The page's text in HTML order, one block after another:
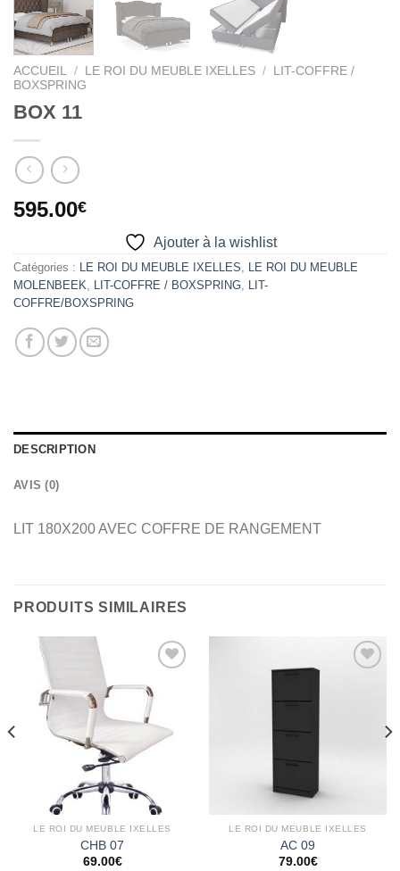
ACCUEIL / LE ROI DU MEUBLE IXELLES /
LIT-COFFRE /
BOXSPRING
BOX 11
595.00€
Ajouter à la wishlist
Catégories : LE ROI DU MEUBLE IXELLES
LE ROI DU MEUBLE
MOLENBEEK
LIT-COFFRE / BOXSPRING LIT-
COFFRE/BOXSPRING
DESCRIPTION
AVIS (0)
LIT 180X200 AVEC COFFRE DE RANGEMENT
PRODUITS SIMILAIRES
wishlist
LE ROI DU MEUBLE IXELLES
CHB 07
69.00€
LE ROI DU MEUBLE IXELLES
AC 09
79.00€